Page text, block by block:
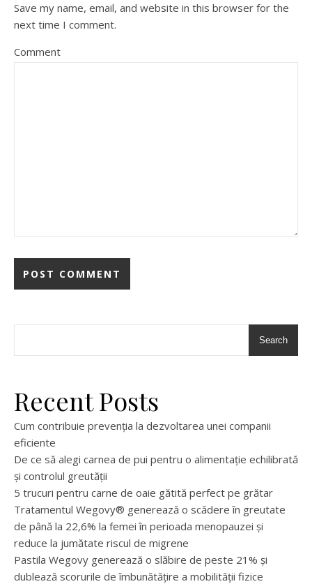
Save my name, email, and website in this browser for the
next time I comment.
Comment
Search
Recent Posts
Cum contribuie prevenția la dezvoltarea unei companii
eficiente
De ce să alegi carnea de pui pentru o alimentație echilibrată
și controlul greutății
5 trucuri pentru carne de oaie gătită perfect pe grătar
Tratamentul Wegovy® generează o scădere în greutate
de până la 22,6% la femei în perioada menopauzei și
reduce la jumătate riscul de migrene
Pastila Wegovy generează o slăbire de peste 21% și
dublează scorurile de îmbunătățire a mobilității fizice